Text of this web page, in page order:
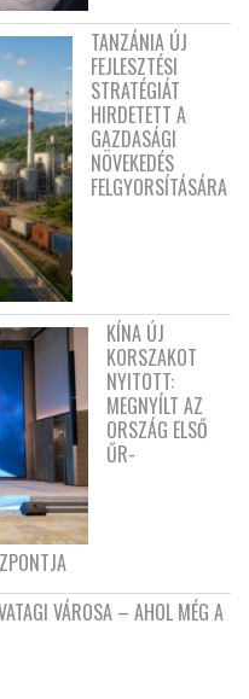
TANZÁNIA ÚJ
FEJLESZTÉSI
STRATÉGIÁT
HIRDETETT A
GAZDASÁGI
NÖVEKEDÉS
FELGYORSÍTÁSÁRA
KÍNA ÚJ
KORSZAKOT
NYITOTT:
MEGNYÍLT AZ
ORSZÁG ELSŐ
ŰR-
VÁROSA – AHOL MÉG A